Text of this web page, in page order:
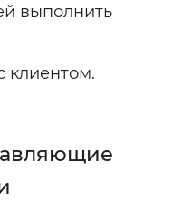
выполнить
клиентом.